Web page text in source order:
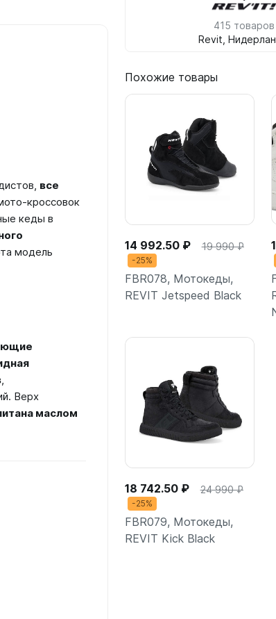
415 товаров
Revit,
Похожие товары
14 992.50 ₽ 19 990 ₽
-25%
FBR078, Мотокеды,
REVIT Jetspeed Black
18 742.50 ₽ 24 990 ₽
-25%
FBR079, Мотокеды,
REVIT Kick Black
все
кроссовок
кеды в
модель
,
Верх
маслом